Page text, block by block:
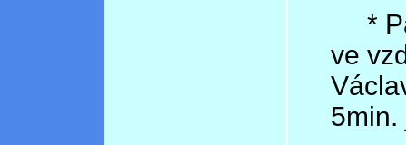
*
ve
5min.